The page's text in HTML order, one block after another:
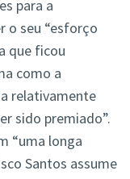
para a
o seu “esforço
que ficou
como a
relativamente
sido premiado”.
“uma longa
Santos assume